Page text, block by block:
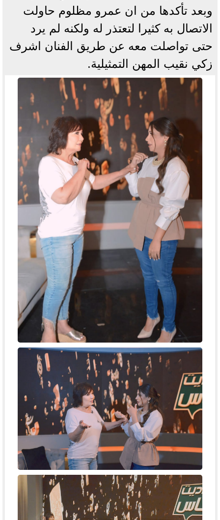
وبعد تأكدها من ان عمرو مظلوم حاولت
الاتصال به كثيرا لتعتذر له ولكنه لم يرد
حتى تواصلت معه عن طريق الفنان اشرف
زكي نقيب المهن التمثيلية.